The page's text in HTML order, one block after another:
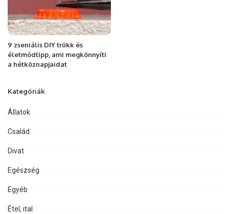
9 zseniális DIY trükk és
életmódtipp, ami megkönnyíti
a hétköznapjaidat
Kategóriák
Állatok
Család
Divat
Egészség
Egyéb
Étel, ital